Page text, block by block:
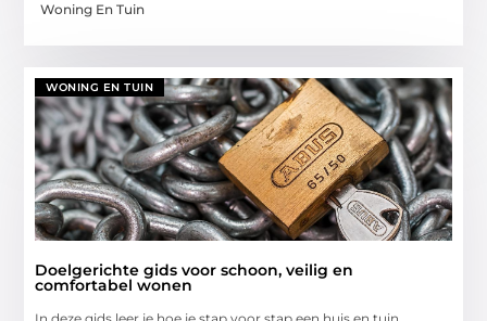
Woning En Tuin
WONING EN TUIN
Doelgerichte gids voor schoon, veilig en
comfortabel wonen